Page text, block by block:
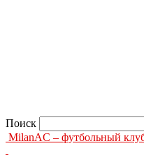
Поиск
MilanAC – футбольный